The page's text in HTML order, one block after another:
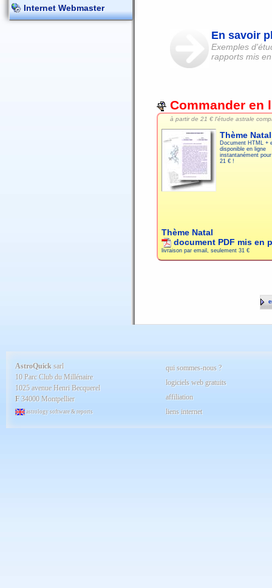
Internet Webmaster
En savoir
Exemples
rapports mis
Commander en
à partir de 21 € l'étude astrale
Thème Natal
Document HTML +
disponible en ligne
instantanément
21 € !
Thème Natal
document PDF mis en
livraison par email, seulement 31 €
AstroQuick sarl
10 Parc Club du Millénaire
1025 avenue Henri Becquerel
F34000 Montpellier
astrology software & reports
qui sommes-nous ?
logiciels web gratuits
affiliation
liens internet